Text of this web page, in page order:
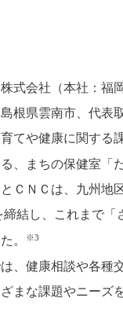
式会社（本社：福
島根県雲南市、代
てや健康に関する
、まちの保健室「
ＣＮＣは、九州地
締結し、これまで「
。
※3
、健康相談や各種
まな課題やニーズ